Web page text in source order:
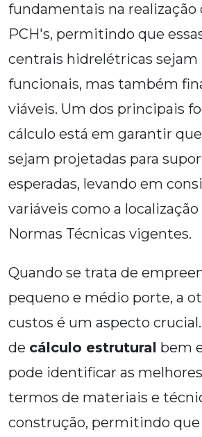
fundamentais na realização
PCH's, permitindo que
centrais hidrelétricas sejam
funcionais, mas também
viáveis. Um dos principais
cálculo está em garantir
sejam projetadas para
esperadas, levando em
variáveis como a
Normas Técnicas vigentes.
Quando se trata de
pequeno e médio porte, a
custos é um aspecto
de cálculo estrutural bem
pode identificar as
termos de materiais e
construção, permitindo que